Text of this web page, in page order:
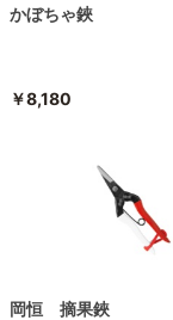
かぼちゃ鋏
￥8,180
岡恒 摘果鋏